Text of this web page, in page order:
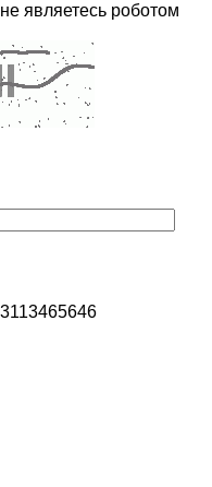
являетесь роботом